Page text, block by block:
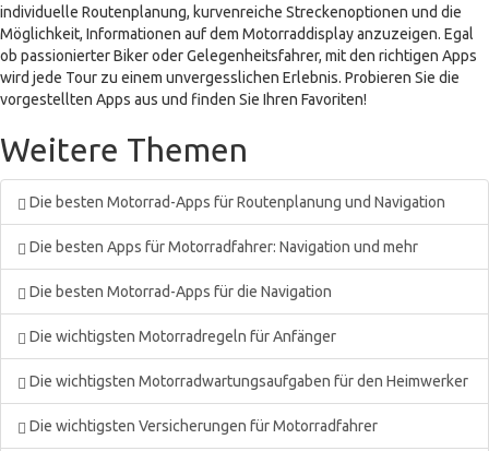
individuelle Routenplanung, kurvenreiche Streckenoptionen und die
Möglichkeit, Informationen auf dem Motorraddisplay anzuzeigen. Egal
ob passionierter Biker oder Gelegenheitsfahrer, mit den richtigen Apps
wird jede Tour zu einem unvergesslichen Erlebnis. Probieren Sie die
vorgestellten Apps aus und finden Sie Ihren Favoriten!
Weitere Themen
Die besten Motorrad-Apps für Routenplanung und Navigation
Die besten Apps für Motorradfahrer: Navigation und mehr
Die besten Motorrad-Apps für die Navigation
Die wichtigsten Motorradregeln für Anfänger
Die wichtigsten Motorradwartungsaufgaben für den Heimwerker
Die wichtigsten Versicherungen für Motorradfahrer